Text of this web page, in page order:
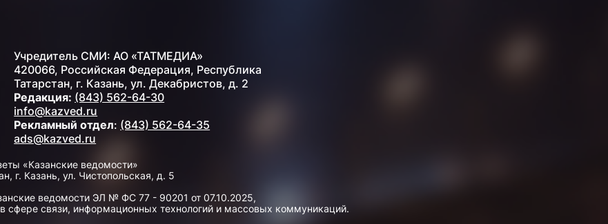
Учредитель СМИ: АО «ТАТМЕДИА»
420066, Российская Федерация, Республика
Татарстан, г. Казань, ул. Декабристов, д. 2
Редакция: (843) 562-64-30
info@kazved.ru
Рекламный отдел: (843) 562-64-35
ads@kazved.ru
«Казанские ведомости»
г. Казань, ул. Чистопольская, д. 5
ведомости ЭЛ № ФС 77 - 90201 от 07.10.2025,
сфере связи, информационных технологий и массовых коммуникаций.